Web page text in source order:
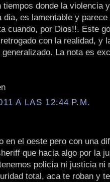
tiempos donde la violencia
dia, es lamentable y
cuando, por Dios!!. Este
con la realidad, y
La nota es
A LAS 12:44 P.M.
en el oeste pero con una
que hacia algo por la
policía ni justicia ni
total, aca te roban y